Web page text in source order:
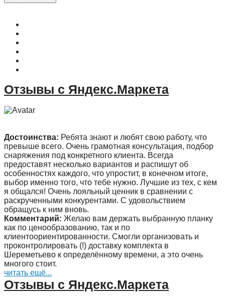
Отзывы с Яндекс.Маркета
Достоинства: Ребята знают и любят свою работу, что
превыше всего. Очень грамотная консультация, подбор
снаряжения под конкретного клиента. Всегда
предоставят несколько вариантов и распишут об
особенностях каждого, что упростит, в конечном итоге,
выбор именно того, что тебе нужно. Лучшие из тех, с кем
я общался! Очень лояльный ценник в сравнении с
раскрученными конкурентами. С удовольствием
обращусь к ним вновь.
Комментарий: Желаю вам держать выбранную планку
как по ценообразованию, так и по
клиентоориентированности. Смогли организовать и
проконтролировать (!) доставку комплекта в
Шереметьево к определённому времени, а это очень
многого стоит.
читать ещё...
Отзывы с Яндекс.Маркета